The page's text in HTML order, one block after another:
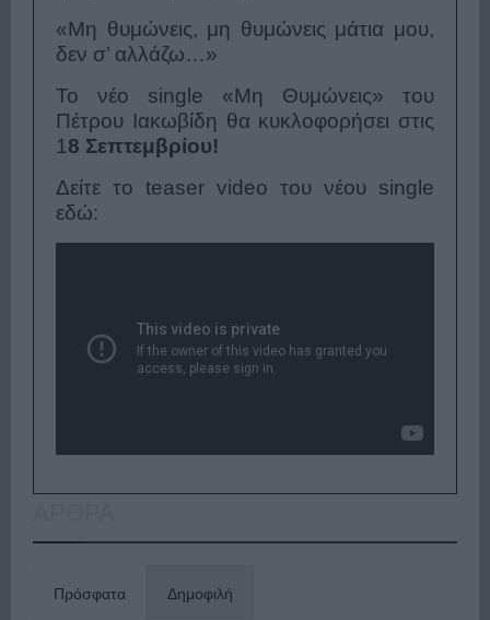
«Μη θυμώνεις, μη θυμώνεις μάτια μου,
δεν σ’ αλλάζω…»
Το νέο single «Μη Θυμώνεις» του
Πέτρου Ιακωβίδη θα κυκλοφορήσει στις
18 Σεπτεμβρίου!
Δείτε το teaser video του νέου single
εδώ:
Πρόσφατα Δημοφιλή